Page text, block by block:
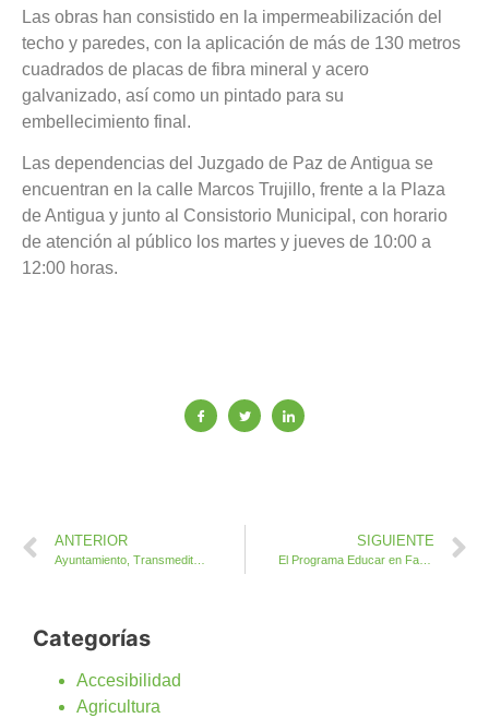
Las obras han consistido en la impermeabilización del
techo y paredes, con la aplicación de más de 130 metros
cuadrados de placas de fibra mineral y acero
galvanizado, así como un pintado para su
embellecimiento final.
Las dependencias del Juzgado de Paz de Antigua se
encuentran en la calle Marcos Trujillo, frente a la Plaza
de Antigua y junto al Consistorio Municipal, con horario
de atención al público los martes y jueves de 10:00 a
12:00 horas.
ANTERIOR SIGUIENTE
El Programa Educar en Familia explica cómo evitar y combatir las Adicciones Tecnológicas
Categorías
Accesibilidad
Agricultura